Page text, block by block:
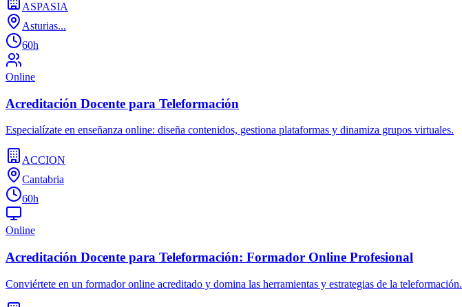
ASPASIA
Asturias...
60h
Online
Acreditación Docente para Teleformación
Especialízate en enseñanza online: diseña contenidos, gestiona plataformas y dinamiza grupos virtuales.
ACCION
Cantabria
60h
Online
Acreditación Docente para Teleformación: Formador Online Profesional
Conviértete en un formador online acreditado y domina las herramientas y estrategias de la teleformación.